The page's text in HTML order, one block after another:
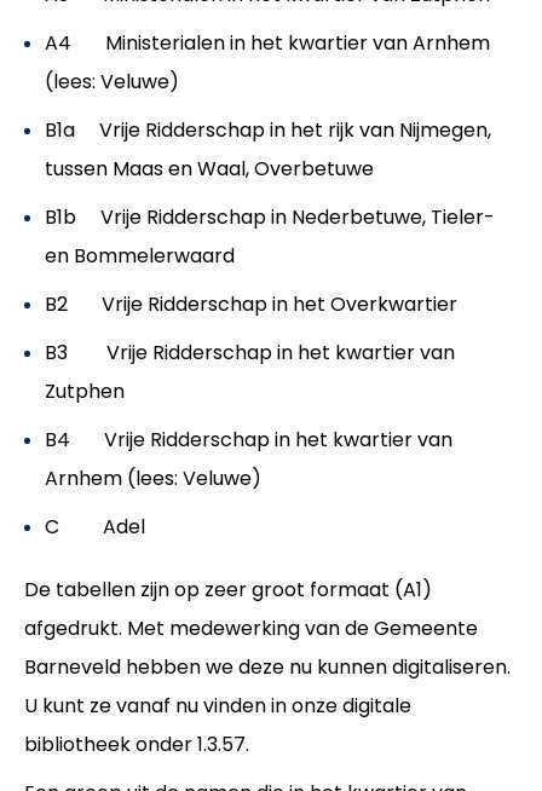
A4 Ministerialen in het kwartier van Arnhem
(lees: Veluwe)
B1a Vrije Ridderschap in het rijk van Nijmegen,
tussen Maas en Waal, Overbetuwe
B1b Vrije Ridderschap in Nederbetuwe, Tieler-
en Bommelerwaard
B2 Vrije Ridderschap in het Overkwartier
B3 Vrije Ridderschap in het kwartier van
Zutphen
B4 Vrije Ridderschap in het kwartier van
Arnhem (lees: Veluwe)
C Adel
De tabellen zijn op zeer groot formaat (A1)
afgedrukt. Met medewerking van de Gemeente
Barneveld hebben we deze nu kunnen digitaliseren.
U kunt ze vanaf nu vinden in onze digitale
bibliotheek onder 1.3.57.